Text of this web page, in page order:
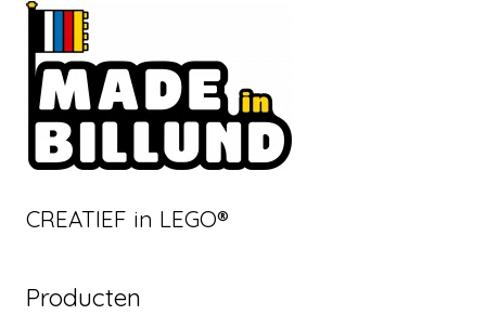
CREATIEF in LEGO®
Producten